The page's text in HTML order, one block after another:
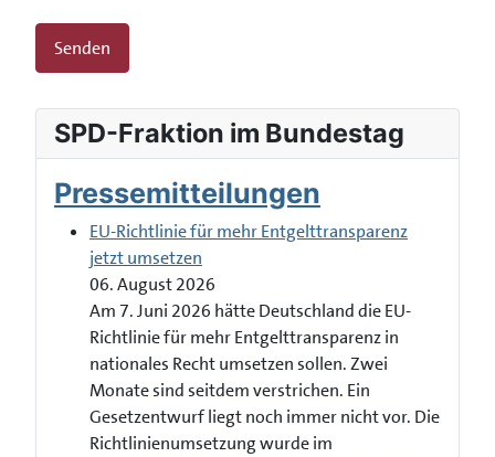
Senden
SPD-Fraktion im Bundestag
Pressemitteilungen
EU-Richtlinie für mehr Entgelttransparenz
jetzt umsetzen
06. August 2026
Am 7. Juni 2026 hätte Deutschland die EU-
Richtlinie für mehr Entgelttransparenz in
nationales Recht umsetzen sollen. Zwei
Monate sind seitdem verstrichen. Ein
Gesetzentwurf liegt noch immer nicht vor. Die
Richtlinienumsetzung wurde im